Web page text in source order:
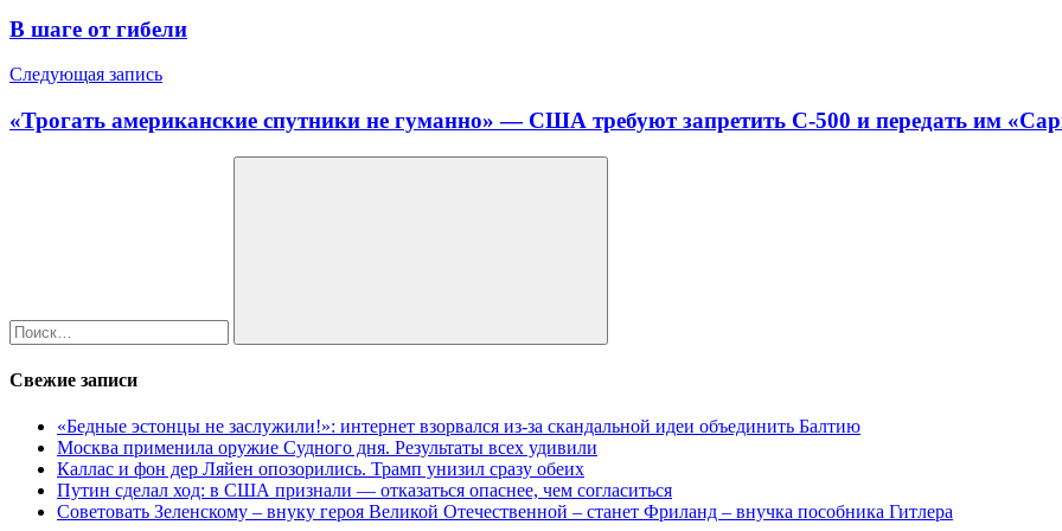
по
В шаге от гибели
Следующая запись
«Трогать американские спутники не гуманно» — США требуют запретить С-500 и передать им
Поиск
Свежие записи
«Бедные эстонцы не заслужили!»: интернет взорвался из-за скандальной идеи объединить Балтию
Москва применила оружие Судного дня. Результаты всех удивили
Каллас и фон дер Ляйен опозорились. Трамп унизил сразу обеих
Путин сделал ход: в США признали — отказаться опаснее, чем согласиться
Советовать Зеленскому – внуку героя Великой Отечественной – станет Фриланд – внучка пособника Гитлера